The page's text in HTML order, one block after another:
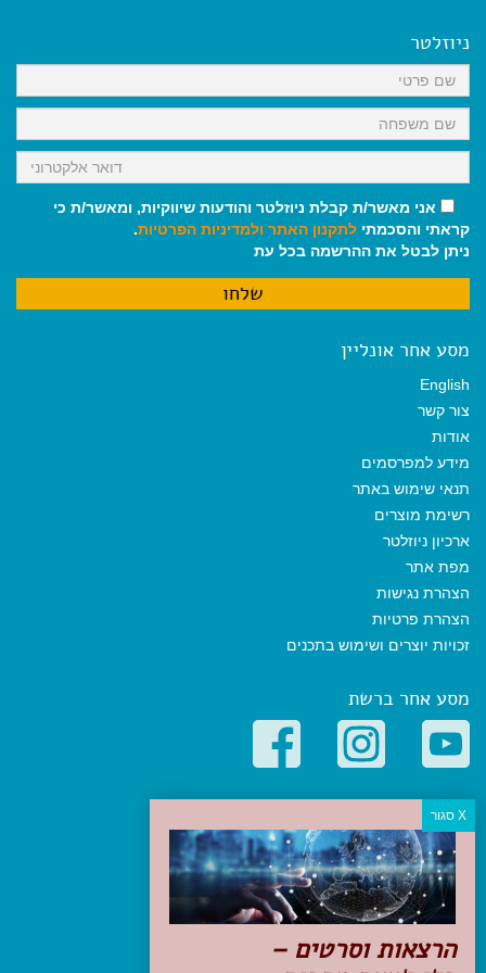
k
p
m
ניוזלטר
אני מאשר/ת קבלת ניוזלטר והודעות שיווקיות, ומאשר/ת כי
קראתי והסכמתי לתקנון האתר ולמדיניות הפרטיות.
ניתן לבטל את ההרשמה בכל עת
מסע אחר אונליין
English
צור קשר
אודות
מידע למפרסמים
תנאי שימוש באתר
רשימת מוצרים
ארכיון ניוזלטר
מפת אתר
הצהרת נגישות
הצהרת פרטיות
זכויות יוצרים ושימוש בתכנים
מסע אחר ברשת
קטגוריות פופולריות
יעדים
טיולים בישראל
מלונות בוטיק בישראל
טיפים והמלצות
הכנות לנסיעה
הרצאות וסרטים –